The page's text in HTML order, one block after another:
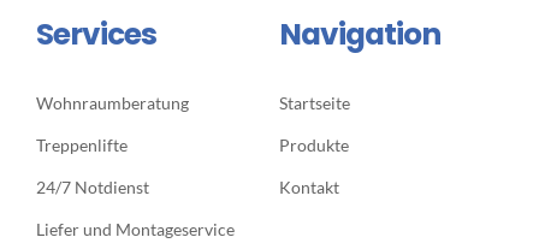
Services
Wohnraumberatung
Treppenlifte
24/7 Notdienst
Liefer und Montageservice
Navigation
Startseite
Produkte
Kontakt